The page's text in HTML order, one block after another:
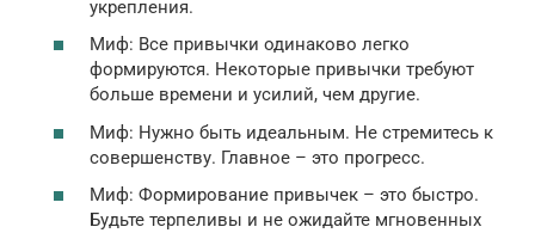
укрепления.
Миф: Все привычки одинаково легко
формируются. Некоторые привычки требуют
больше времени и усилий, чем другие.
Миф: Нужно быть идеальным. Не стремитесь к
совершенству. Главное – это прогресс.
Миф: Формирование привычек – это быстро.
Будьте терпеливы и не ожидайте мгновенных